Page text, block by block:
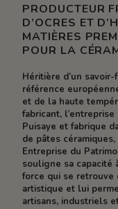
PRODUCTEUR
D’OCRES ET
MATIÈRES
POUR LA
Héritière d’un
référence
et de la haute
fabricant,
Puisaye et fabrique
de pâtes
Entreprise du
souligne sa capacité
force qui se retrouve
artistique et lui
artisans, industriels